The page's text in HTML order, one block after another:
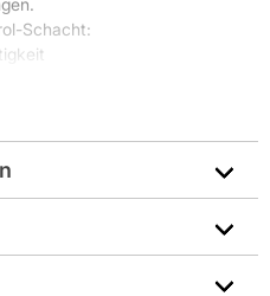
Schacht:
Nennweite DN 200
und Auftriebssicherheit ist
Grün